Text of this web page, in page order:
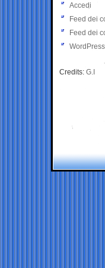
Accedi
Feed dei
Feed dei
Credits: G.I